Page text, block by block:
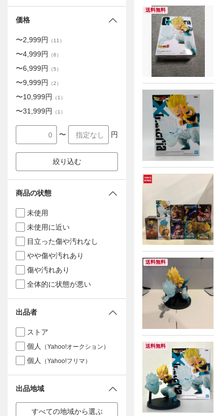
送料無料
送料無料
送料無料
価格
〜2,999円 （11 ）
〜4,999円 （6）
〜6,999円 （5）
〜9,999円 （2）
〜10,999円 （1 ）
〜31,999円 （1 ）
〜 円
絞り込む
商品の状態
未使用
未使用に近い
目立った傷や汚れなし
やや傷や汚れあり
傷や汚れあり
全体的に状態が悪い
出品者
ストア
個人
（Yahoo!オークション）
個人 （Yahoo!フリマ）
出品地域
すべての地域から選ぶ